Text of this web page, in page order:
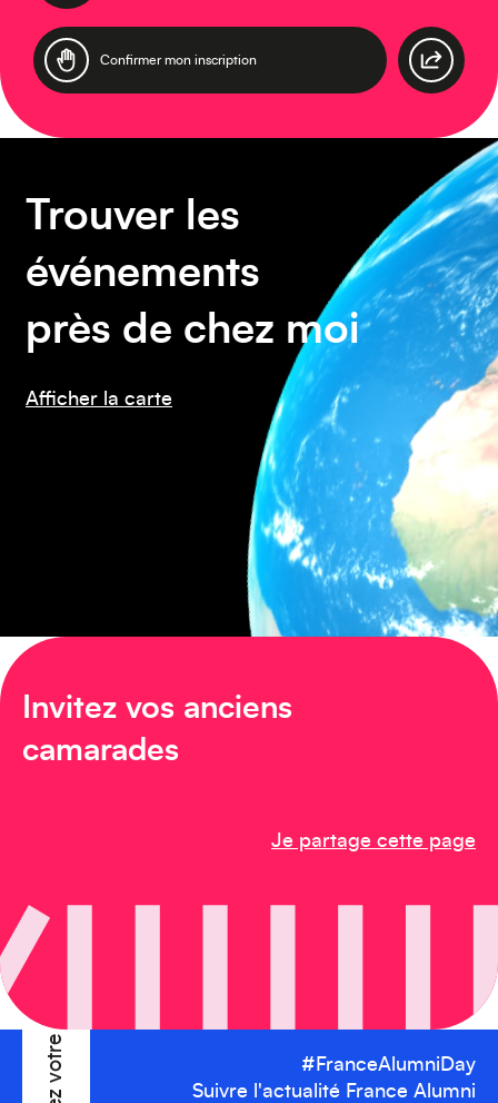
Trouver les
événements
près de chez moi
Afficher la carte
Invitez vos anciens
camarades
Je partage cette page
Créez votre événement
Afrique
Amérique du Sud
#FranceAlumniDay
Suivre l'actualité France Alumni